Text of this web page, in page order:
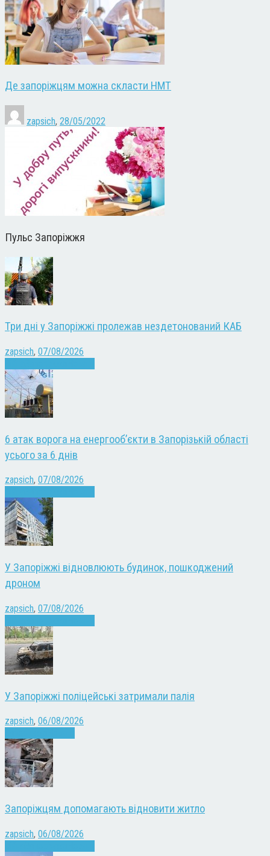
Де запоріжцям можна скласти НМТ
zapsich, 28/05/2022
Пульс Запоріжжя
Три дні у Запоріжжі пролежав нездетонований КАБ
zapsich, 07/08/2026
6 атак ворога на енергооб’єкти в Запорізькій області
усього за 6 днів
zapsich, 07/08/2026
У Запоріжжі відновлюють будинок, пошкоджений
дроном
zapsich, 07/08/2026
У Запоріжжі поліцейські затримали палія
zapsich, 06/08/2026
Запоріжцям допомагають відновити житло
zapsich, 06/08/2026